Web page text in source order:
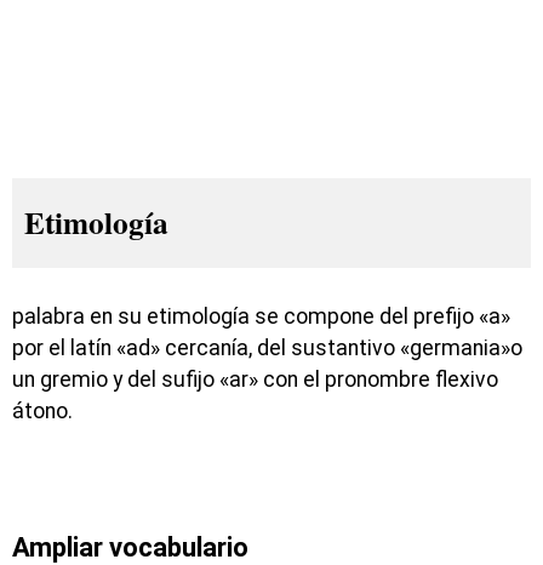
Etimología
palabra en su etimología se compone del prefijo «a»
por el latín «ad» cercanía, del sustantivo «germania»o
un gremio y del sufijo «ar» con el pronombre flexivo
átono.
Ampliar vocabulario